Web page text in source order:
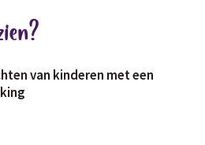
van kinderen met een